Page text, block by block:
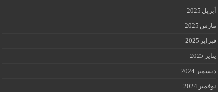
أبريل 2025
مارس 2025
فبراير 2025
يناير 2025
ديسمبر 2024
نوفمبر 2024